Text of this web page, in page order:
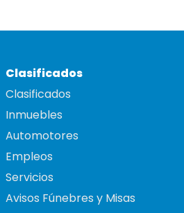
Clasificados
Clasificados
Inmuebles
Automotores
Empleos
Servicios
Avisos Fúnebres y Misas